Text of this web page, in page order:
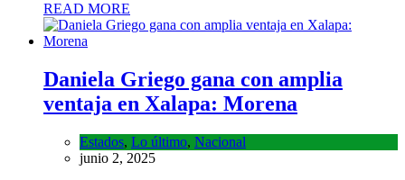
READ MORE
Daniela Griego gana con amplia
ventaja en Xalapa: Morena
Estados, Lo último, Nacional
junio 2, 2025